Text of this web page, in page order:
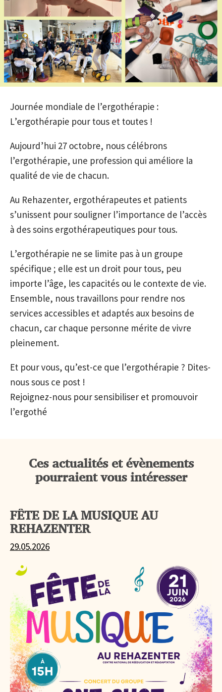
Journée mondiale de l’ergothérapie :
L’ergothérapie pour tous et toutes !
Aujourd’hui 27 octobre, nous célébrons
l’ergothérapie, une profession qui améliore la
qualité de vie de chacun.
Au Rehazenter, ergothérapeutes et patients
s’unissent pour souligner l’importance de l’accès
à des soins ergothérapeutiques pour tous.
L’ergothérapie ne se limite pas à un groupe
spécifique ; elle est un droit pour tous, peu
importe l’âge, les capacités ou le contexte de vie.
Ensemble, nous travaillons pour rendre nos
services accessibles et adaptés aux besoins de
chacun, car chaque personne mérite de vivre
pleinement.
Et pour vous, qu’est-ce que l’ergothérapie ? Dites-
nous sous ce post !
Rejoignez-nous pour sensibiliser et promouvoir
l’ergothé
Ces actualités et évènements
pourraient vous intéresser
FÊTE DE LA MUSIQUE AU
REHAZENTER
29.05.2026